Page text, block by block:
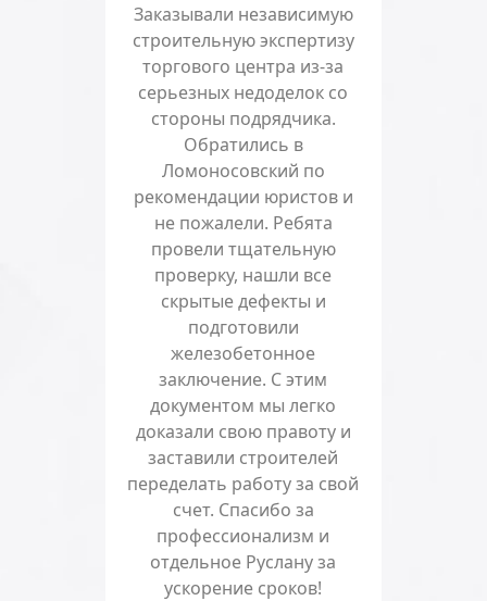
Заказывали независимую
строительную экспертизу
торгового центра из-за
серьезных недоделок со
стороны подрядчика.
Обратились в
Ломоносовский по
рекомендации юристов и
не пожалели. Ребята
провели тщательную
проверку, нашли все
скрытые дефекты и
подготовили
железобетонное
заключение. С этим
документом мы легко
доказали свою правоту и
заставили строителей
переделать работу за свой
счет. Спасибо за
профессионализм и
отдельное Руслану за
ускорение сроков!